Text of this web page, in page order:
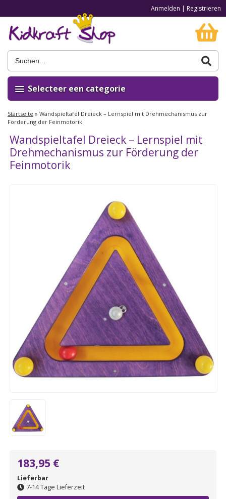
Anmelden | Registrieren
Selecteer een categorie
Startseite » Wandspieltafel Dreieck – Lernspiel mit Drehmechanismus zur
Förderung der Feinmotorik
Wandspieltafel Dreieck – Lernspiel mit
Drehmechanismus zur Förderung der
Feinmotorik
183,95 €
Lieferbar
7-14 Tage Lieferzeit